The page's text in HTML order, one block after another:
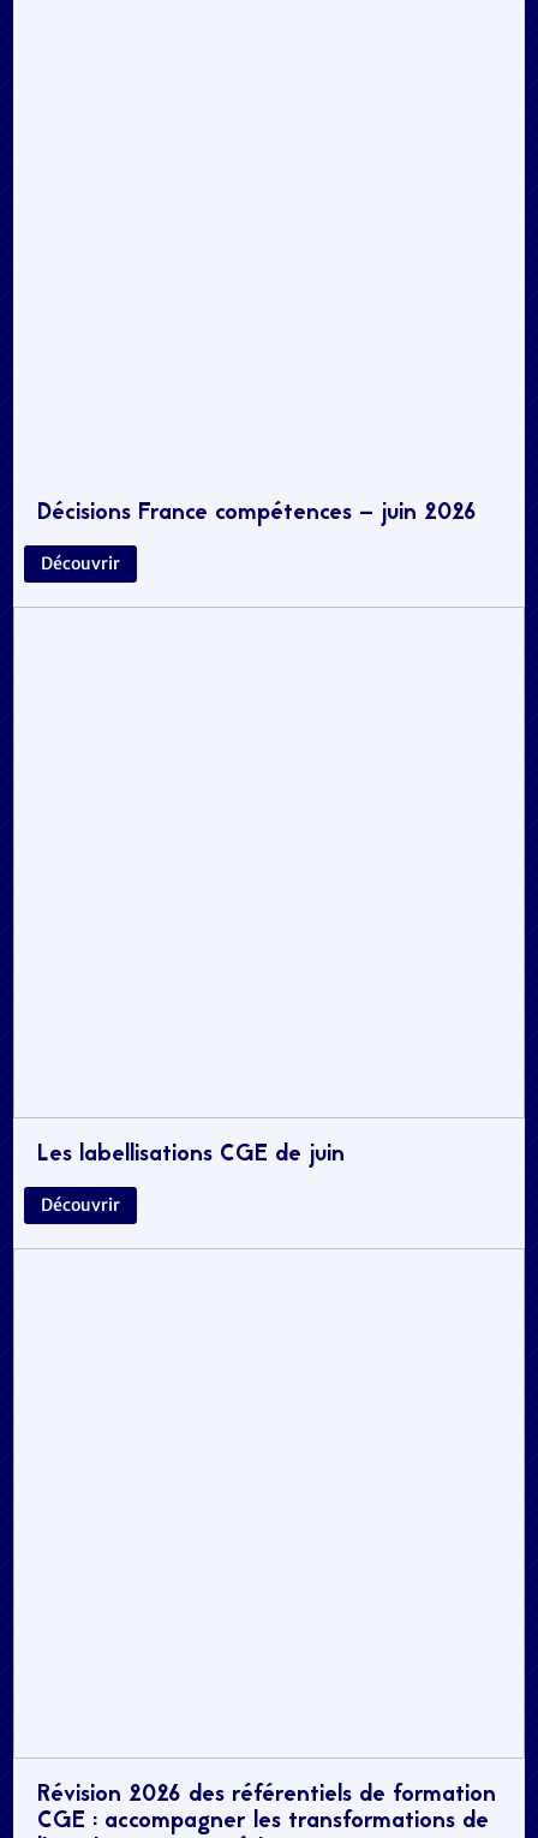
Décisions France compétences – juin 2026
Découvrir
Les labellisations CGE de juin
Découvrir
Révision 2026 des référentiels de formation
CGE : accompagner les transformations de